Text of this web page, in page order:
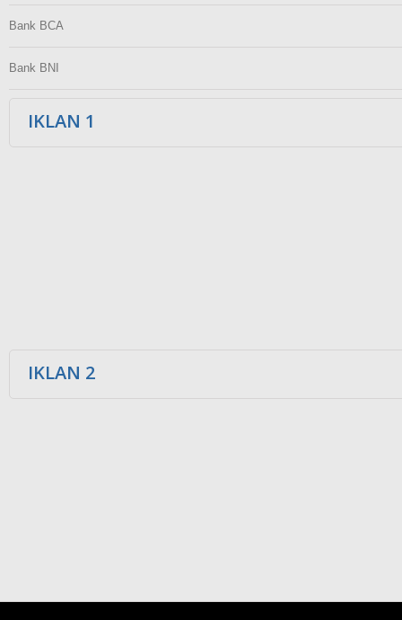
Bank BCA
Bank BNI
IKLAN 1
IKLAN 2